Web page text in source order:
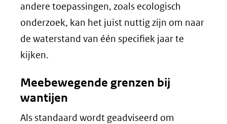
andere toepassingen, zoals ecologisch
onderzoek, kan het juist nuttig zijn om naar
de waterstand van één specifiek jaar te
kijken.
Meebewegende grenzen bij
wantijen
Als standaard wordt geadviseerd om